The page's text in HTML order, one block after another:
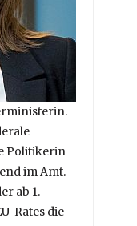
Politikerin
im Amt.
ab 1.
Rates die